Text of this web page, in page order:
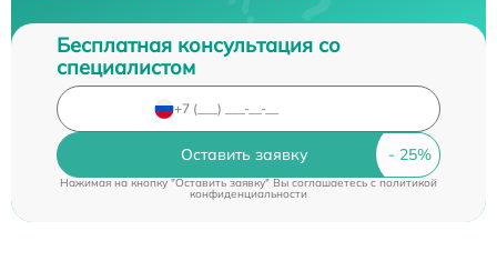
Бесплатная консультация со
специалистом
Оставить заявку
Нажимая на кнопку "Оставить заявку" Вы соглашаетесь cполитикой
конфиденциальности